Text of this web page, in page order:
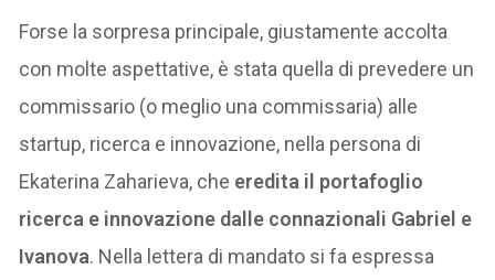
Forse la sorpresa principale, giustamente accolta
con molte aspettative, è stata quella di prevedere un
commissario (o meglio una commissaria) alle
startup, ricerca e innovazione, nella persona di
Ekaterina Zaharieva, che eredita il portafoglio
ricerca e innovazione dalle connazionali Gabriel e
Ivanova. Nella lettera di mandato si fa espressa